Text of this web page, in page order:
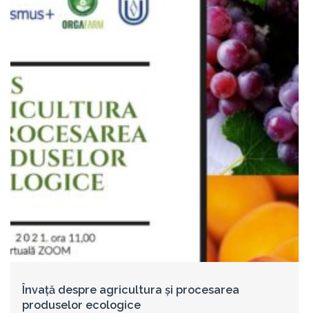
Învață despre agricultura și procesarea
produselor ecologice